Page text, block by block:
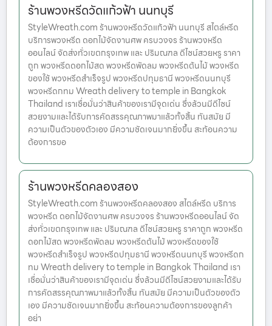
ร้านพวงหรีดวัดแก้วฟ้า นนทบุรี
StyleWreath.com ร้านพวงหรีดวัดแก้วฟ้า นนทบุรี สไตล์หรีด
บริการพวงหรีด ดอกไม้จัดงานศพ ครบวงจร ร้านพวงหรีด
ออนไลน์ จัดส่งทั่วเขตกรุงเทพ และ ปริมณฑล ดีไซน์สวยหรู ราคา
ถูก พวงหรีดดอกไม้สด พวงหรีดพัดลม พวงหรีดต้นไม้ พวงหรีด
ของใช้ พวงหรีดสำเร็จรูป พวงหรีดปทุมธานี พวงหรีดนนทบุรี
พวงหรีดกทม Wreath delivery to temple in Bangkok
Thailand เราเชื่อมั่นว่าสินค้าของเรามีจุดเด่น ซึ่งล้วนมีดีไซน์
สวยงามและได้รับการคัดสรรคุณภาพมาแล้วทั้งสิ้น ทันสมัย มี
ความเป็นตัวของตัวเอง มีความชัดเจนมากยิ่งขึ้น สะท้อนความ
ต้องการขอ
ร้านพวงหรีดคลองสอง
StyleWreath.com ร้านพวงหรีดคลองสอง สไตล์หรีด บริการ
พวงหรีด ดอกไม้จัดงานศพ ครบวงจร ร้านพวงหรีดออนไลน์ จัด
ส่งทั่วเขตกรุงเทพ และ ปริมณฑล ดีไซน์สวยหรู ราคาถูก พวงหรีด
ดอกไม้สด พวงหรีดพัดลม พวงหรีดต้นไม้ พวงหรีดของใช้
พวงหรีดสำเร็จรูป พวงหรีดปทุมธานี พวงหรีดนนทบุรี พวงหรีดก
ทม Wreath delivery to temple in Bangkok Thailand เรา
เชื่อมั่นว่าสินค้าของเรามีจุดเด่น ซึ่งล้วนมีดีไซน์สวยงามและได้รับ
การคัดสรรคุณภาพมาแล้วทั้งสิ้น ทันสมัย มีความเป็นตัวของตัว
เอง มีความชัดเจนมากยิ่งขึ้น สะท้อนความต้องการของลูกค้า
อย่า